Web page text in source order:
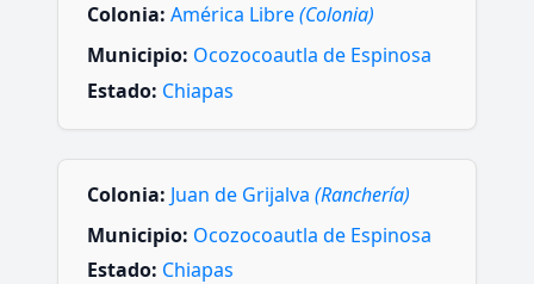
Colonia: América Libre(Colonia)
Municipio: Ocozocoautla de Espinosa
Estado: Chiapas
Colonia: Juan de Grijalva (Ranchería)
Municipio: Ocozocoautla de Espinosa
Estado: Chiapas